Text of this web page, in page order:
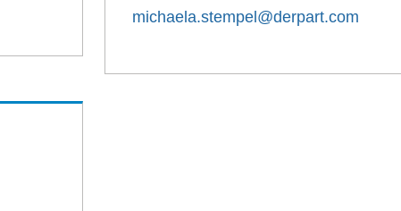
michaela.stempel@derpart.com